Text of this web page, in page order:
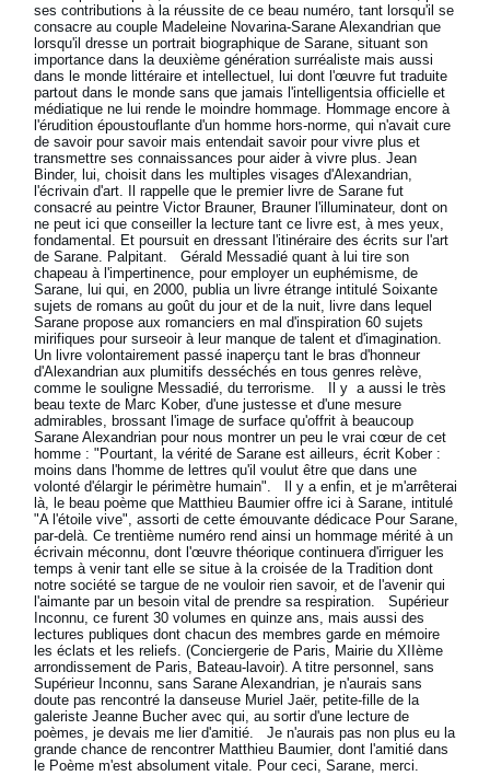
ses contributions à la réussite de ce beau numéro, tant lorsqu'il se
consacre au couple Madeleine Novarina-Sarane Alexandrian que
lorsqu'il dresse un portrait biographique de Sarane, situant son
importance dans la deuxième génération surréaliste mais aussi
dans le monde littéraire et intellectuel, lui dont l'œuvre fut traduite
partout dans le monde sans que jamais l'intelligentsia officielle et
médiatique ne lui rende le moindre hommage. Hommage encore à
l'érudition époustouflante d'un homme hors-norme, qui n'avait cure
de savoir pour savoir mais entendait savoir pour vivre plus et
transmettre ses connaissances pour aider à vivre plus. Jean
Binder, lui, choisit dans les multiples visages d'Alexandrian,
l'écrivain d'art. Il rappelle que le premier livre de Sarane fut
consacré au peintre Victor Brauner, Brauner l'illuminateur, dont on
ne peut ici que conseiller la lecture tant ce livre est, à mes yeux,
fondamental. Et poursuit en dressant l'itinéraire des écrits sur l'art
de Sarane. Palpitant. Gérald Messadié quant à lui tire son
chapeau à l'impertinence, pour employer un euphémisme, de
Sarane, lui qui, en 2000, publia un livre étrange intitulé Soixante
sujets de romans au goût du jour et de la nuit, livre dans lequel
Sarane propose aux romanciers en mal d'inspiration 60 sujets
mirifiques pour surseoir à leur manque de talent et d'imagination.
Un livre volontairement passé inaperçu tant le bras d'honneur
d'Alexandrian aux plumitifs desséchés en tous genres relève,
comme le souligne Messadié, du terrorisme. Il y a aussi le très
beau texte de Marc Kober, d'une justesse et d'une mesure
admirables, brossant l'image de surface qu'offrit à beaucoup
Sarane Alexandrian pour nous montrer un peu le vrai cœur de cet
homme : "Pourtant, la vérité de Sarane est ailleurs, écrit Kober :
moins dans l'homme de lettres qu'il voulut être que dans une
volonté d'élargir le périmètre humain". Il y a enfin, et je m'arrêterai
là, le beau poème que Matthieu Baumier offre ici à Sarane, intitulé
"A l'étoile vive", assorti de cette émouvante dédicace Pour Sarane,
par-delà. Ce trentième numéro rend ainsi un hommage mérité à un
écrivain méconnu, dont l'œuvre théorique continuera d'irriguer les
temps à venir tant elle se situe à la croisée de la Tradition dont
notre société se targue de ne vouloir rien savoir, et de l'avenir qui
l'aimante par un besoin vital de prendre sa respiration. Supérieur
Inconnu, ce furent 30 volumes en quinze ans, mais aussi des
lectures publiques dont chacun des membres garde en mémoire
les éclats et les reliefs. (Conciergerie de Paris, Mairie du XIIème
arrondissement de Paris, Bateau-lavoir). A titre personnel, sans
Supérieur Inconnu, sans Sarane Alexandrian, je n'aurais sans
doute pas rencontré la danseuse Muriel Jaër, petite-fille de la
galeriste Jeanne Bucher avec qui, au sortir d'une lecture de
poèmes, je devais me lier d'amitié. Je n'aurais pas non plus eu la
grande chance de rencontrer Matthieu Baumier, dont l'amitié dans
le Poème m'est absolument vitale. Pour ceci, Sarane, merci.